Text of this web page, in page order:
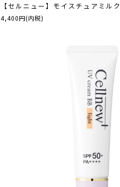
【セルニュー】モイスチュアミルク
4,400円(内税)